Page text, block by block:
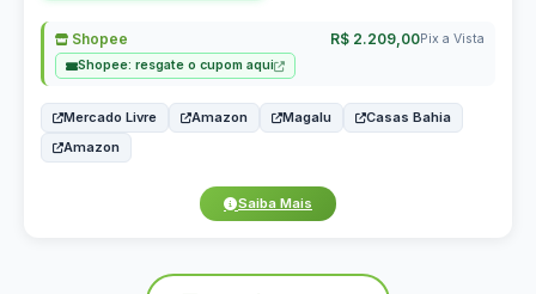
Shopee R$ 2.209,00Pix a Vista
Shopee: resgate o cupom aqui
Mercado Livre Amazon Magalu
Casas Bahia
Amazon
Saiba Mais